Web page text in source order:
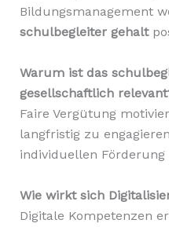
Bildungsmanagement
schulbegleiter gehalt
Warum ist das
gesellschaftlich
Faire Vergütung
langfristig zu
individuellen
Wie wirkt sich
Digitale Kompetenzen